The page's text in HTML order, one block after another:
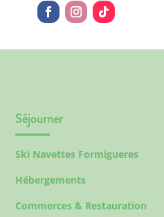
Séjourner
Ski Navettes Formigueres
Hébergements
Commerces & Restauration